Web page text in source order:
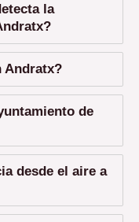
la
Andratx?
de
desde el aire a